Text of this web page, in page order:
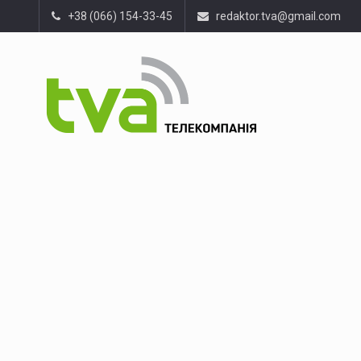
+38 (066) 154-33-45 redaktor.tva@gmail.com